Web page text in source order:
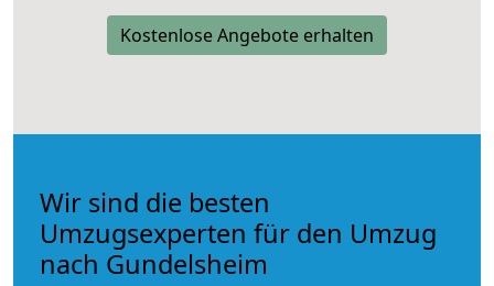
Kostenlose Angebote erhalten
Wir sind die besten
Umzugsexperten für den Umzug
nach Gundelsheim